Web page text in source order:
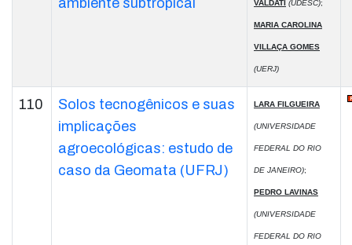
ambiente subtropical
VALDATI (UDESC);
MARIA CAROLINA
VILLAÇA GOMES
(UERJ)
110
Solos tecnogênicos e suas
implicações
agroecológicas: estudo de
caso da Geomata (UFRJ)
LARA FILGUEIRA
(UNIVERSIDADE
FEDERAL DO RIO
DE JANEIRO);
PEDRO LAVINAS
(UNIVERSIDADE
FEDERAL DO RIO